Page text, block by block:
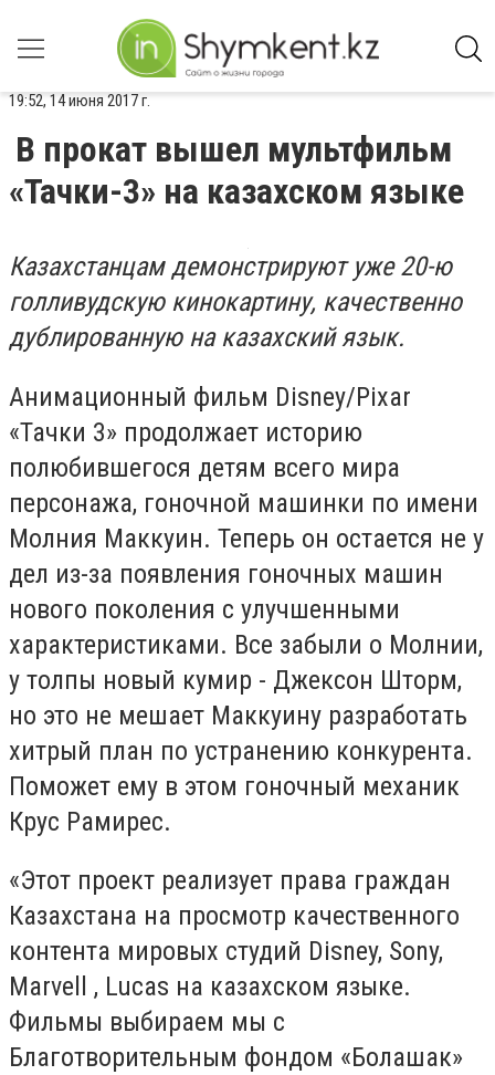
19:52, 14 июня 2017 г.
В прокат вышел мультфильм
«Тачки-3» на казахском языке
Казахстанцам демонстрируют уже 20-ю
голливудскую кинокартину, качественно
дублированную на казахский язык.
Анимационный фильм Disney/Pixar
«Тачки 3» продолжает историю
полюбившегося детям всего мира
персонажа, гоночной машинки по имени
Молния Маккуин. Теперь он остается не у
дел из-за появления гоночных машин
нового поколения с улучшенными
характеристиками. Все забыли о Молнии,
у толпы новый кумир - Джексон Шторм,
но это не мешает Маккуину разработать
хитрый план по устранению конкурента.
Поможет ему в этом гоночный механик
Крус Рамирес.
«Этот проект реализует права граждан
Казахстана на просмотр качественного
контента мировых студий Disney, Sony,
Marvell , Lucas на казахском языке.
Фильмы выбираем мы с
Благотворительным фондом «Болашак»